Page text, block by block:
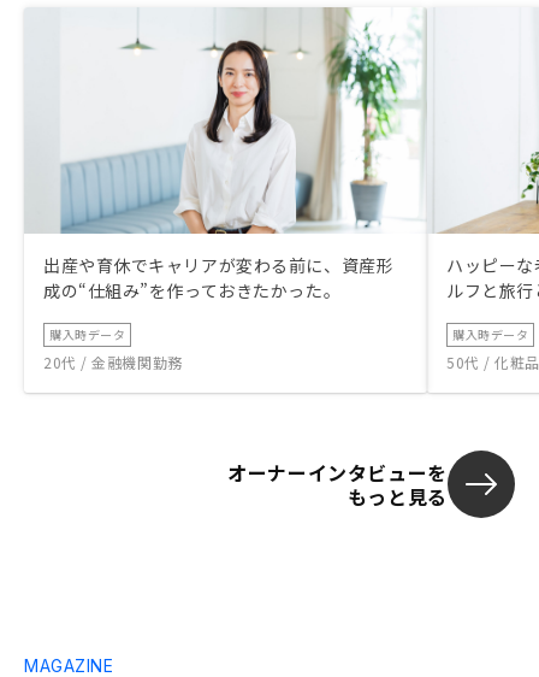
出産や育休でキャリアが変わる前に、資産形
成の“仕組み”を作っておきたかった。
購入時データ
20代 / 金融機関勤務
ハッピー
ルフと旅
購入時データ
50代 / 化粧
オーナーインタビューを
もっと見る
MAGAZINE